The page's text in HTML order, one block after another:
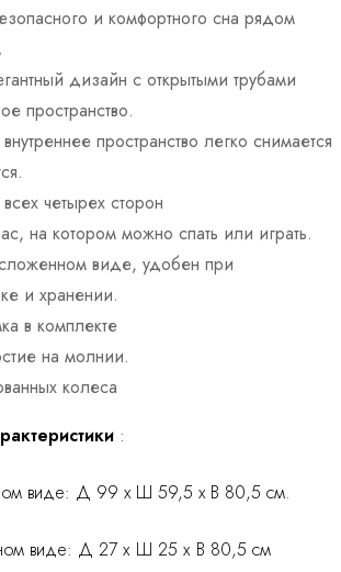
и комфортного сна рядом
дизайн с открытыми трубами
пространство.
пространство легко снимается
четырех сторон
на котором можно спать или играть.
виде, удобен при
и хранении.
в комплекте
на молнии.
колеса
:
виде: Д 99 x Ш 59,5 x В 80,5 см.
виде: Д 27 х Ш 25 х В 80,5 см